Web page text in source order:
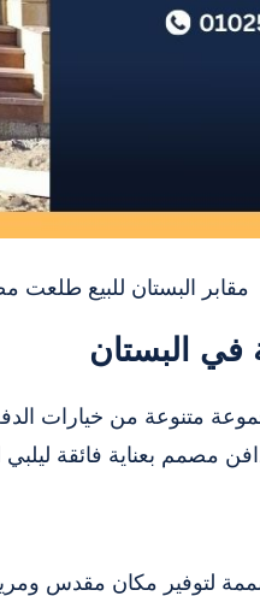
مقابر البستان للبيع
في البستان
متنوعة من خيارات
مصمم بعناية فائقة ليلبي
لتوفير مكان مقدس